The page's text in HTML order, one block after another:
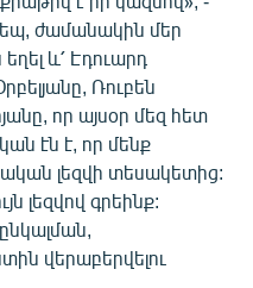
ժամանակին մեր
և՛ Էդուարդ
Ռուբեն
որ այսօր մեզ հետ
էն է, որ մենք
լեզվի տեսակետից:
լեզվով գրեինք:
վերաբերվելու